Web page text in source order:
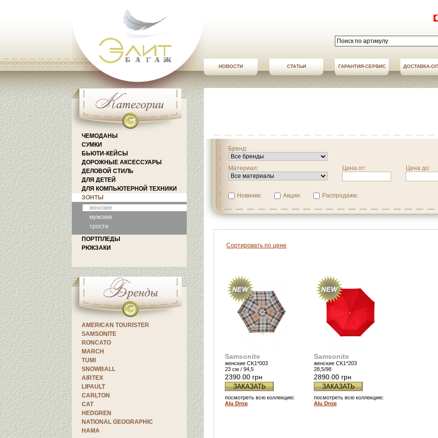
АКЦИИ НОВОСТИ ДОСТАВКА-
НОВОСТИ СТАТЬИ ГАРАНТИЯ-СЕРВИС ДОСТАВКА-
ЧЕМОДАНЫ
СУМКИ
БЬЮТИ-КЕЙСЫ
ДОРОЖНЫЕ АКСЕССУАРЫ
ДЕЛОВОЙ СТИЛЬ
ДЛЯ ДЕТЕЙ
ДЛЯ КОМПЬЮТЕРНОЙ ТЕХНИКИ
ЗОНТЫ
женские
мужские
трости
ПОРТПЛЕДЫ
РЮКЗАКИ
AMERICAN TOURISTER
SAMSONITE
RONCATO
MARCH
TUMI
SNOWBALL
AIRTEX
LIPAULT
CARLTON
CAT
HEDGREN
NATIONAL GEOGRAPHIC
HAMA
Бренд:
Материал: Цена от: Цена до:
Новинки: Акции: Распродажи:
Сортировать по цене
Samsonite
женские CK1*003
23 см / 94,5
2390.00 грн
ЗАКАЗАТЬ
посмотреть всю коллекцию:
Alu Drop
Samsonite
женские CK1*203
28,5/98
2890.00 грн
ЗАКАЗАТЬ
посмотреть всю коллекцию:
Alu Drop